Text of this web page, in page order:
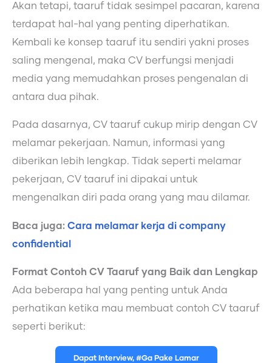
Akan tetapi, taaruf tidak sesimpel pacaran, karena
terdapat hal-hal yang penting diperhatikan.
Kembali ke konsep taaruf itu sendiri yakni proses
saling mengenal, maka CV berfungsi menjadi
media yang memudahkan proses pengenalan di
antara dua pihak.
Pada dasarnya, CV taaruf cukup mirip dengan CV
melamar pekerjaan. Namun, informasi yang
diberikan lebih lengkap. Tidak seperti melamar
pekerjaan, CV taaruf ini dipakai untuk
mengenalkan diri pada orang yang mau dilamar.
Baca juga: Cara melamar kerja di company
confidential
Format Contoh CV Taaruf yang Baik dan Lengkap
Ada beberapa hal yang penting untuk Anda
perhatikan ketika mau membuat contoh CV taaruf
seperti berikut:
Dapat Interview, #Ga Pake Lamar